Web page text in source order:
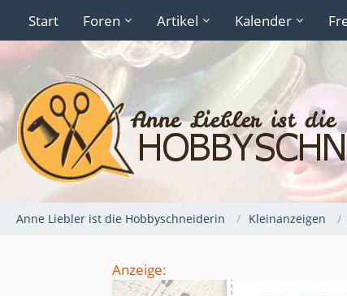
Start Foren Artikel Kalender
Anne Liebler ist die Hobbyschneiderin Kleinanzeigen
Anzeige: